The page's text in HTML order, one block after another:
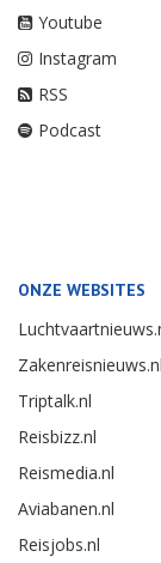
Youtube
Instagram
RSS
Podcast
ONZE WEBSITES
Zakenreisnieuws.nl
Triptalk.nl
Reisbizz.nl
Reismedia.nl
Aviabanen.nl
Reisjobs.nl